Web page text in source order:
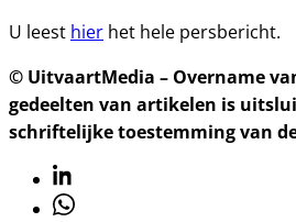
U leest hier het hele persbericht.
© UitvaartMedia – Overname
gedeelten van artikelen is
schriftelijke toestemming van
Linkedin
Whatsapp